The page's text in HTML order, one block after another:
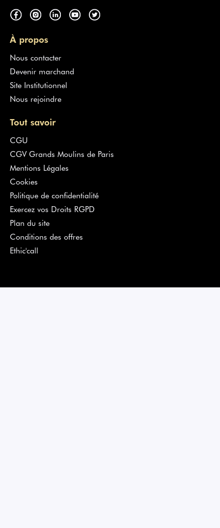
À propos
Nous contacter
Devenir marchand
Site Institutionnel
Nous rejoindre
Tout savoir
CGU
CGV Grands Moulins de Paris
Mentions Légales
Cookies
Politique de confidentialité
Exercez vos Droits RGPD
Plan du site
Conditions des offres
Ethic'call